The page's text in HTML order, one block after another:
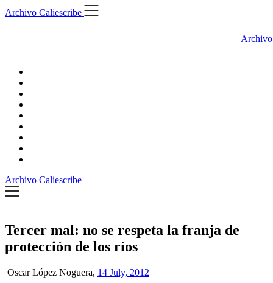
Skip
to
Archivo Caliescribe
Archivo Caliescribe
Tercer mal: no se respeta la franja de
protección de los ríos
Oscar López Noguera, 14 July, 2012